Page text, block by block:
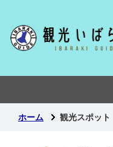
ホーム 観光スポット